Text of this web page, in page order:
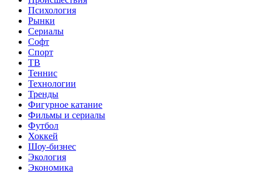
Психология
Рынки
Сериалы
Софт
Спорт
ТВ
Теннис
Технологии
Тренды
Фигурное катание
Фильмы и сериалы
Футбол
Хоккей
Шоу-бизнес
Экология
Экономика